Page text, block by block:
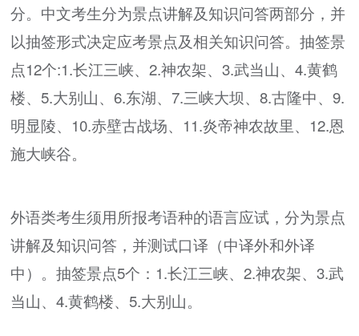
分。中文考生分为景点讲解及知识问答两部分，并
以抽签形式决定应考景点及相关知识问答。抽签景
点12个:1.长江三峡、2.神农架、3.武当山、4.黄鹤
楼、5.大别山、6.东湖、7.三峡大坝、8.古隆中、9.
明显陵、10.赤壁古战场、11.炎帝神农故里、12.恩
施大峡谷。
外语类考生须用所报考语种的语言应试，分为景点
讲解及知识问答，并测试口译（中译外和外译
中）。抽签景点5个：1.长江三峡、2.神农架、3.武
当山、4.黄鹤楼、5.大别山。